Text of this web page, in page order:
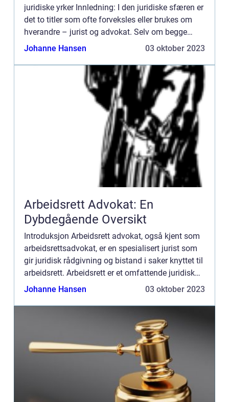
juridiske yrker Innledning: I den juridiske sfæren er
det to titler som ofte forveksles eller brukes om
hverandre – jurist og advokat. Selv om begge
disse yrkene har likhetstrekk, er det også vik...
Johanne Hansen 03 oktober 2023
Arbeidsrett Advokat: En
Dybdegående Oversikt
Introduksjon Arbeidsrett advokat, også kjent som
arbeidsrettsadvokat, er en spesialisert jurist som
gir juridisk rådgivning og bistand i saker knyttet til
arbeidsrett. Arbeidsrett er et omfattende juridisk
felt som omhandler forholdet mellom arbeidsg...
Johanne Hansen 03 oktober 2023